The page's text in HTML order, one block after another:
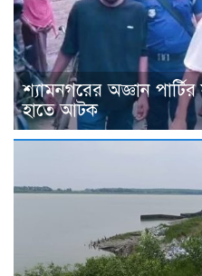
শ্যামনগরের অজ্ঞান
হাতে আটক